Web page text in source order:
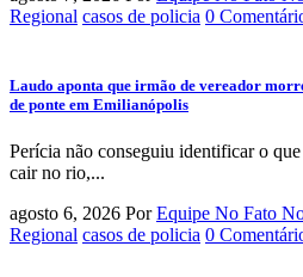
Regional casos de policia 0
Laudo aponta que irmão de vereador
de ponte em Emilianópolis
Perícia não conseguiu identificar o
cair no rio,...
agosto 6, 2026 Por Equipe No Fato
Regional casos de policia 0